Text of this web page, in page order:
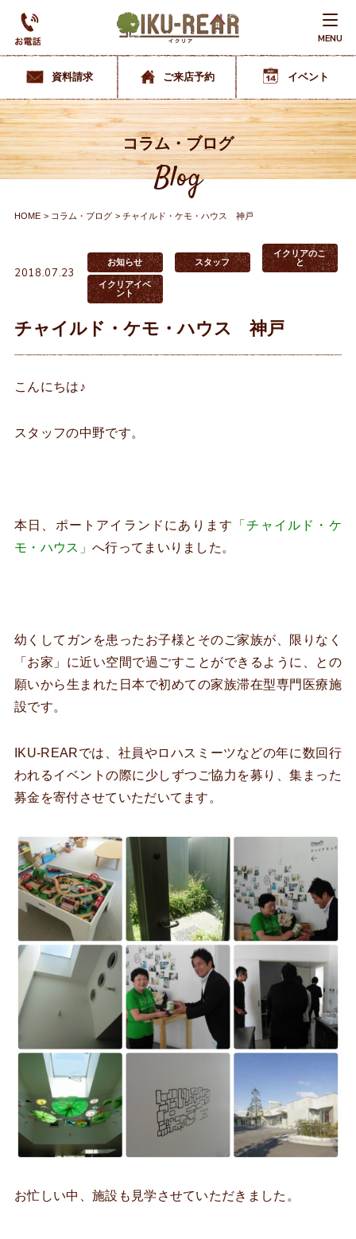
MENU
資料請求 ご来店予約 イベント
コラム・ブログ
Blog
HOME コラム・ブログ チャイルド・ケモ・ハウス 神戸
2018.07.23
お知らせ スタッフ
イクリアのこ
と
イクリアイベ
ント
チャイルド・ケモ・ハウス 神戸
こんにちは♪
スタッフの中野です。
本日、ポートアイランドにあります
「チャイルド・ケ
モ・ハウス」 へ行ってまいりました。
幼くしてガンを患ったお子様とそのご家族が、限りなく
「お家」に近い空間で過ごすことができるように、との
願いから生まれた日本で初めての家族滞在型専門医療施
設です。
IKU-REARでは、社員やロハスミーツなどの年に数回行
われるイベントの際に少しずつご協力を募り、集まった
募金を寄付させていただいてます。
お忙しい中、施設も見学させていただきました。